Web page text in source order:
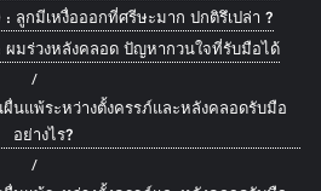
กมีเหงื่อออกที่ศรีษะมาก ปกติรึเปล่า ?
มร่วงหลังคลอด ปัญหากวนใจที่รับมือได้
นแพ้ระหว่างตั้งครรภ์และหลังคลอดรับมือ
อย่างไร?